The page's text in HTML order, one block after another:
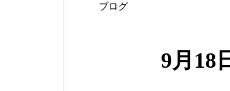
ブログ
9月18